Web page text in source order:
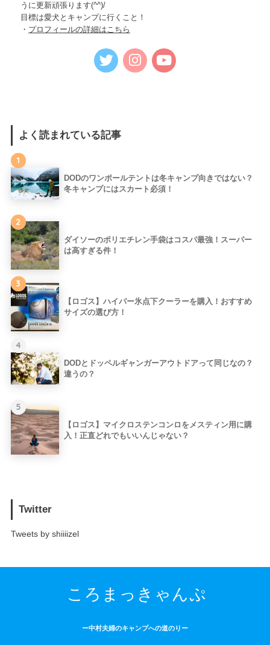
うに更新頑張ります(^^)/
目標は愛犬とキャンプに行くこと！
・ プロフィールの詳細はこちら
よく読まれている記事
1
DODのワンポールテントは冬キャンプ向きではない？
冬キャンプにはスカート必須！
2
ダイソーのポリエチレン手袋はコスパ最強！スーパー
は高すぎる件！
3
【ロゴス】ハイパー氷点下クーラーを購入！おすすめ
サイズの選び方！
4
DODとドッペルギャンガーアウトドアって同じなの？
違うの？
5
【ロゴス】マイクロステンコンロをメスティン用に購
入！正直どれでもいいんじゃない？
Twitter
Tweets by shiiiizel
ころまっきゃんぷ
ー中村夫婦のキャンプへの道のりー